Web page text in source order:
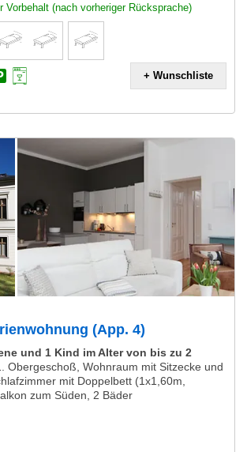
Vorbehalt (nach vorheriger Rücksprache)
+ Wunschliste
(App. 4)
und 1 Kind im Alter von bis zu 2
Obergeschoß, Wohnraum mit Sitzecke und
mit Doppelbett (1x1,60m,
zum Süden, 2 Bäder